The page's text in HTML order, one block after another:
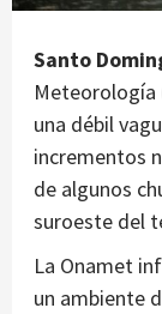
Santo
Meteorología
una débil
incrementos
de algunos
suroeste del
La Onamet
un ambiente